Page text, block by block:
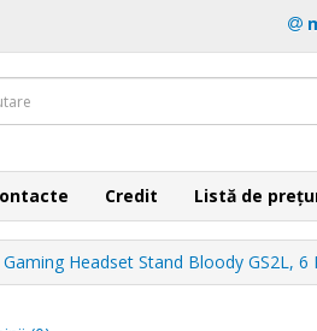
Credit Listă de
Gaming Headset Stand Bloody GS2L,